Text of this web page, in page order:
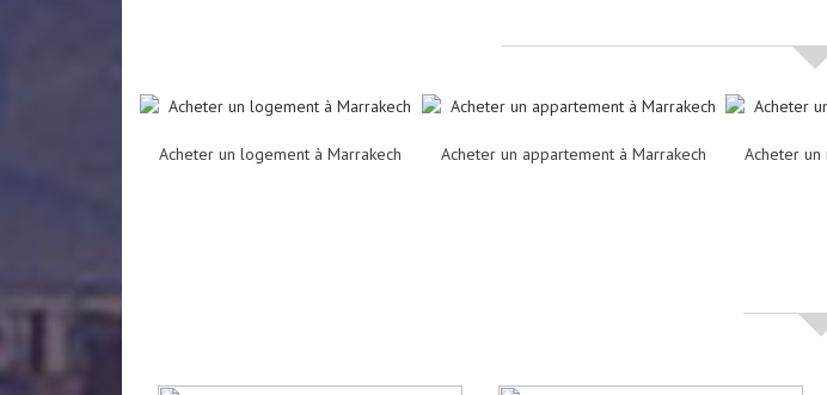
Acheter un logement à Marrakech Acheter un appartement à Marrakech Acheter un